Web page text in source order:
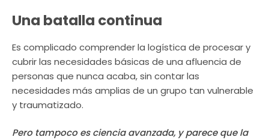
Una batalla continua
Es complicado comprender la logística de procesar y
cubrir las necesidades básicas de una afluencia de
personas que nunca acaba, sin contar las
necesidades más amplias de un grupo tan vulnerable
y traumatizado.
Pero tampoco es ciencia avanzada, y parece que la